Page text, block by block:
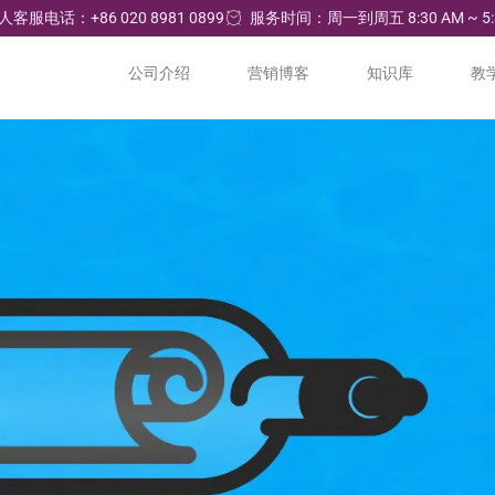
客服电话：+86 020 8981 0899 服务时间：周一到周五 8:30 AM ~
公司介绍 营销博客 知识库 教